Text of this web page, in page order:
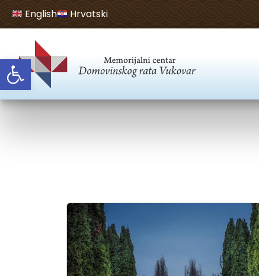
Open toolbar
English Hrvatski